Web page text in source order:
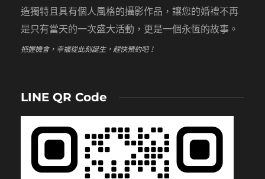
造獨特且具有個人風格的攝影作品，讓您的婚禮不再
是只有當天的一次盛大活動，更是一個永恆的故事。
把握機會，幸福從此刻誕生，趕快預約吧！
LINE QR Code